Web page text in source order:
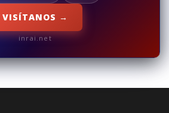
VISÍTANOS →
inrai.net